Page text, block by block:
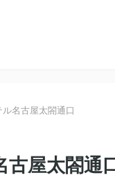
名古屋太閤通口
屋太閤通